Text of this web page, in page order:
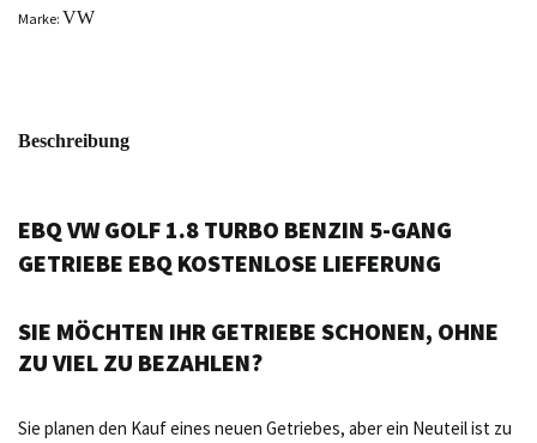
Marke: VW
Beschreibung
EBQ VW GOLF 1.8 TURBO BENZIN 5-GANG
GETRIEBE EBQ KOSTENLOSE LIEFERUNG
SIE MÖCHTEN IHR GETRIEBE SCHONEN, OHNE
ZU VIEL ZU BEZAHLEN?
Sie planen den Kauf eines neuen Getriebes, aber ein Neuteil ist zu